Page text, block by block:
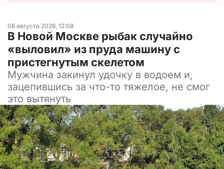
06 августа 2026, 12:08
В Новой Москве рыбак случайно
«выловил» из пруда машину с
пристегнутым скелетом
Мужчина закинул удочку в водоем и,
зацепившись за что-то тяжелое, не смог
это вытянуть